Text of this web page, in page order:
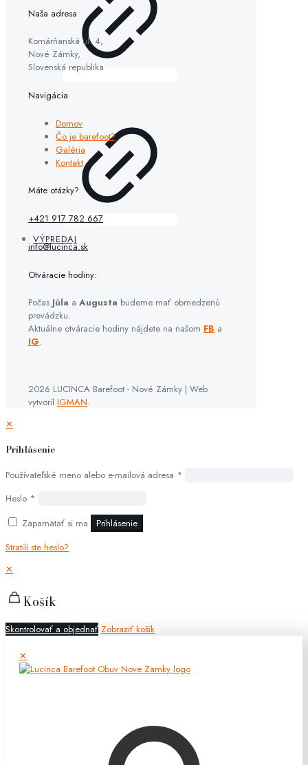
VÝPREDAJ
Naša adresa
Komárňanská ul. 4,
Nové Zámky,
Slovenská republika
Navigácia
Domov
Čo je barefoot?
Galéria
Kontakt
Máte otázky?
+421 917 782 667
info@lucinca.sk
Otváracie hodiny:
Počas Júla a Augusta budeme mať obmedzenú
prevádzku.
Aktuálne otváracie hodiny nájdete na našom FB a
IG.
2026 LUCINCA Barefoot - Nové Zámky | Web
vytvoril IGMAN.
✕
Prihlásenie
Používateľské meno alebo e-mailová adresa *
Heslo *
Zapamätať si ma
Prihlásenie
Stratili ste heslo?
✕
Košík
Skontrolovať a objednať Zobraziť košík
✕